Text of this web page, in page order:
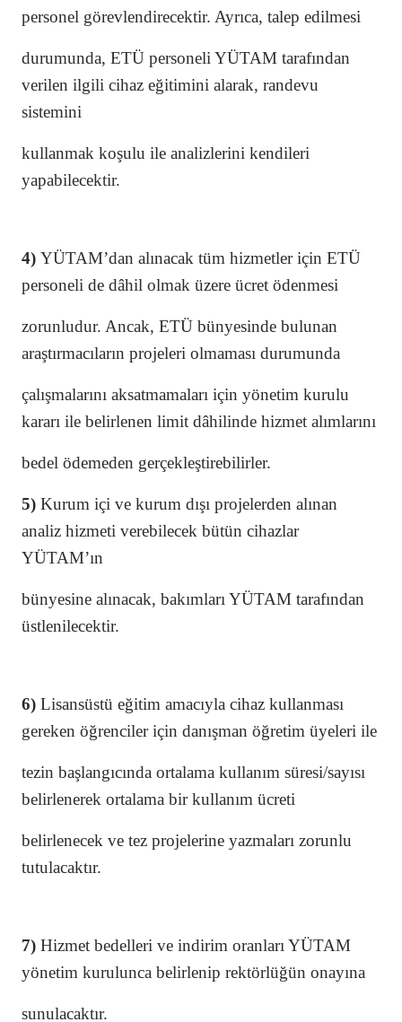
personel görevlendirecektir. Ayrıca, talep edilmesi
durumunda, ETÜ personeli YÜTAM tarafından
verilen ilgili cihaz eğitimini alarak, randevu
sistemini
kullanmak koşulu ile analizlerini kendileri
yapabilecektir.
4) YÜTAM’dan alınacak tüm hizmetler için ETÜ
personeli de dâhil olmak üzere ücret ödenmesi
zorunludur. Ancak, ETÜ bünyesinde bulunan
araştırmacıların projeleri olmaması durumunda
çalışmalarını aksatmamaları için yönetim kurulu
kararı ile belirlenen limit dâhilinde hizmet alımlarını
bedel ödemeden gerçekleştirebilirler.
5) Kurum içi ve kurum dışı projelerden alınan
analiz hizmeti verebilecek bütün cihazlar
YÜTAM’ın
bünyesine alınacak, bakımları YÜTAM tarafından
üstlenilecektir.
6) Lisansüstü eğitim amacıyla cihaz kullanması
gereken öğrenciler için danışman öğretim üyeleri ile
tezin başlangıcında ortalama kullanım süresi/sayısı
belirlenerek ortalama bir kullanım ücreti
belirlenecek ve tez projelerine yazmaları zorunlu
tutulacaktır.
7) Hizmet bedelleri ve indirim oranları YÜTAM
yönetim kurulunca belirlenip rektörlüğün onayına
sunulacaktır.